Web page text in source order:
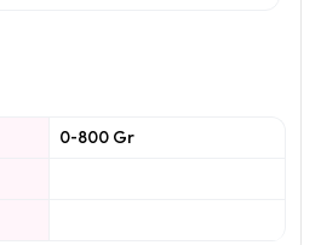
0-800 Gr